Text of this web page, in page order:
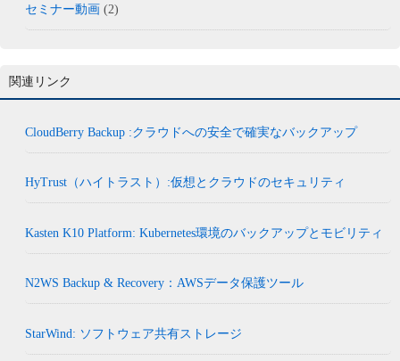
セミナー動画 (2)
関連リンク
CloudBerry Backup :クラウドへの安全で確実なバックアップ
HyTrust（ハイトラスト）:仮想とクラウドのセキュリティ
Kasten K10 Platform: Kubernetes環境のバックアップとモビリティ
N2WS Backup & Recovery：AWSデータ保護ツール
StarWind: ソフトウェア共有ストレージ